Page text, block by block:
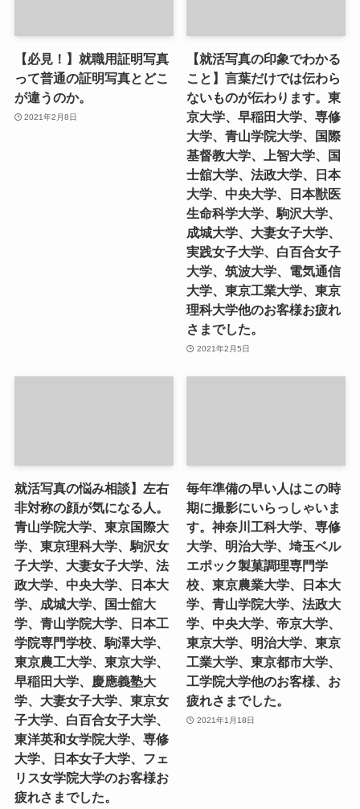
【必見！】就職用証明写真
って普通の証明写真とどこ
が違うのか。
2021年2月8日
【就活写真の印象でわかる
こと】言葉だけでは伝わら
ないものが伝わります。東
京大学、早稲田大学、専修
大学、青山学院大学、国際
基督教大学、上智大学、国
士舘大学、法政大学、日本
大学、中央大学、日本獣医
生命科学大学、駒沢大学、
成城大学、大妻女子大学、
実践女子大学、白百合女子
大学、筑波大学、電気通信
大学、東京工業大学、東京
理科大学他のお客様お疲れ
さまでした。
2021年2月5日
就活写真の悩み相談】左右
非対称の顔が気になる人。
青山学院大学、東京国際大
学、東京理科大学、駒沢女
子大学、大妻女子大学、法
政大学、中央大学、日本大
学、成城大学、国士舘大
学、青山学院大学、日本工
学院専門学校、駒澤大学、
東京農工大学、東京大学、
早稲田大学、慶應義塾大
学、大妻女子大学、東京女
子大学、白百合女子大学、
東洋英和女学院大学、専修
大学、日本女子大学、フェ
リス女学院大学のお客様お
疲れさまでした。
毎年準備の早い人はこの時
期に撮影にいらっしゃいま
す。神奈川工科大学、専修
大学、明治大学、埼玉ベル
エポック製菓調理専門学
校、東京農業大学、日本大
学、青山学院大学、法政大
学、中央大学、帝京大学、
東京大学、明治大学、東京
工業大学、東京都市大学、
工学院大学他のお客様、お
疲れさまでした。
2021年1月18日